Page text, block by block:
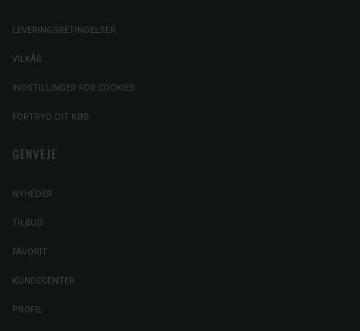
LEVERINGSBETINGELSER
VILKÅR
INDSTILLINGER FOR COOKIES
FORTRYD DIT KØB
GENVEJE
NYHEDER
TILBUD
FAVORIT
KUNDECENTER
PROFIL